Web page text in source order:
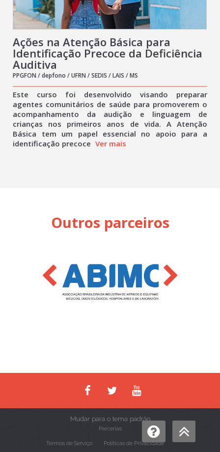
Ações na Atenção Básica para
Identificação Precoce da Deficiência
Auditiva
PPGFON / depfono / UFRN / SEDIS / LAIS / MS
Este curso foi desenvolvido visando preparar
agentes comunitários de saúde para promoverem o
acompanhamento da audição e linguagem de
crianças nos primeiros anos de vida. A Atenção
Básica tem um papel essencial no apoio para a
identificação precoce Ver mais
Outros parceiros
Mudar para o tema padrão
Parcerias
Termos de Serviço Políticas de Privacidade